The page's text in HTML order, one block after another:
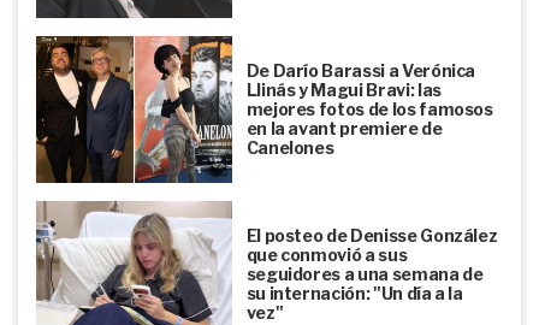
De Darío Barassi a Verónica
Llinás y Magui Bravi: las
mejores fotos de los famosos
en la avant premiere de
Canelones
El posteo de Denisse González
que conmovió a sus
seguidores a una semana de
su internación: "Un día a la
vez"